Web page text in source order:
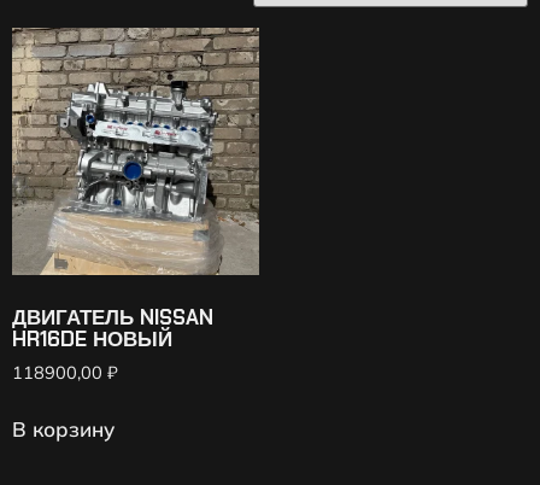
ДВИГАТЕЛЬ NISSAN
HR16DE НОВЫЙ
118900,00 ₽
В корзину